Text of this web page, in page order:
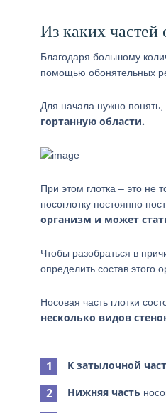
Из каких частей
Благодаря большому
помощью обонятельных
Для начала нужно понять,
гортанную области.
При этом глотка – это не
носоглотку постоянно
организм и может
Чтобы разобраться в
определить состав этого
Носовая часть глотки
несколько видов
К затылочной
Нижняя часть